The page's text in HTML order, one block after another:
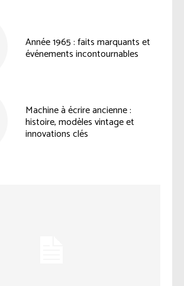
Année 1965 : faits marquants et
événements incontournables
Machine à écrire ancienne :
histoire, modèles vintage et
innovations clés